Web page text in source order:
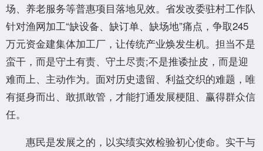
场、养老服务等普惠项目落地见效。省发改委驻村工作队
针对渔网加工“缺设备、缺订单、缺场地”痛点，争取245
万元资金建集体加工厂，让传统产业焕发生机。担当不是
蛮干，而是守土有责、守土尽责;不是推诿扯皮，而是迎
难而上、主动作为。面对历史遗留、利益交织的难题，唯
有挺身而出、敢抓敢管，才能打通发展梗阻、赢得群众信
任。
惠民是发展之的，以实绩实效检验初心使命。实干与